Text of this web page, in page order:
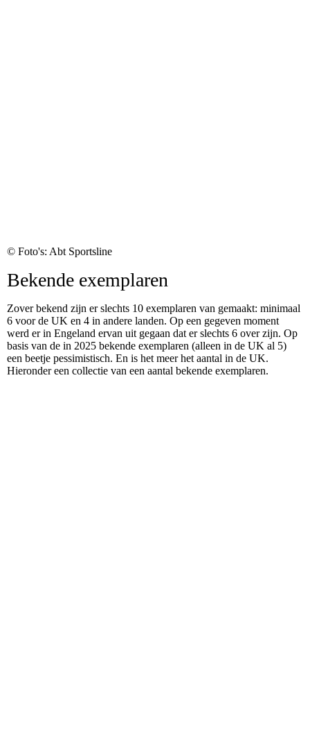
© Foto's: Abt Sportsline
Bekende exemplaren
Zover bekend zijn er slechts 10 exemplaren van gemaakt: minimaal
6 voor de UK en 4 in andere landen. Op een gegeven moment
werd er in Engeland ervan uit gegaan dat er slechts 6 over zijn. Op
basis van de in 2025 bekende exemplaren (alleen in de UK al 5)
een beetje pessimistisch. En is het meer het aantal in de UK.
Hieronder een collectie van een aantal bekende exemplaren.